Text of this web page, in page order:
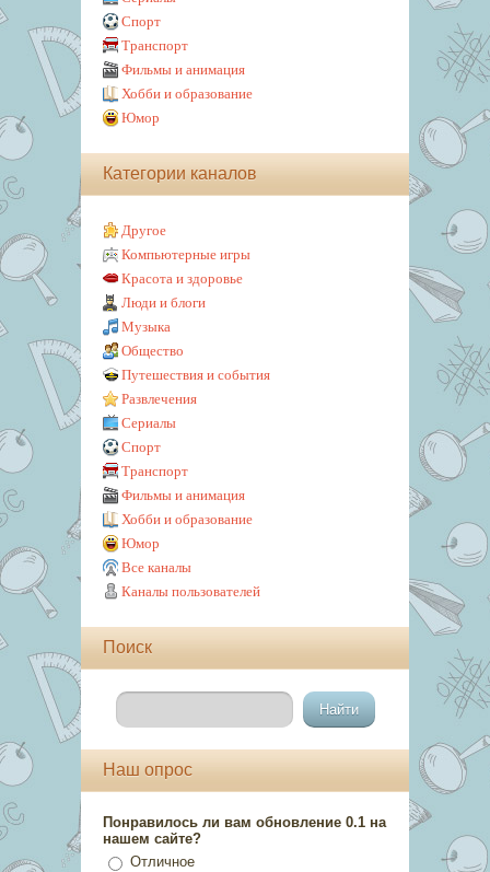
Спорт
Транспорт
Фильмы и анимация
Хобби и образование
Юмор
Категории каналов
Другое
Компьютерные игры
Красота и здоровье
Люди и блоги
Музыка
Общество
Путешествия и события
Развлечения
Сериалы
Спорт
Транспорт
Фильмы и анимация
Хобби и образование
Юмор
Все каналы
Каналы пользователей
Поиск
Наш опрос
Понравилось ли вам обновление 0.1 на
нашем сайте?
Отличное